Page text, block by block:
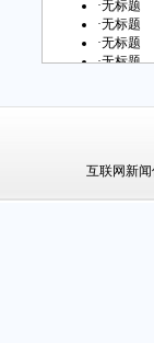
·无标题
·无标题
·无标题
·无标题
·无标题
互联网新闻